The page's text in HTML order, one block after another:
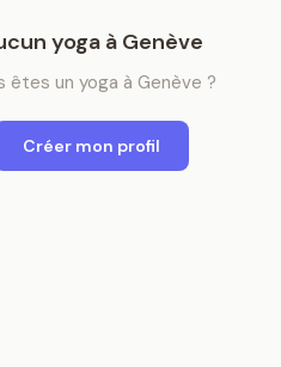
yoga à Genève
êtes un yoga à Genève ?
Créer mon profil